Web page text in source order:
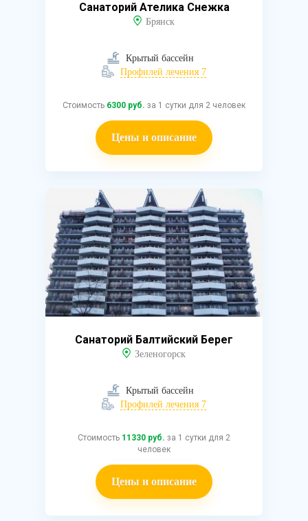
Санаторий Ателика Снежка
Брянск
Крытый бассейн
Профилей лечения 7
Стоимость 6300 руб. за 1 сутки для 2 человек
Цены и описание
Санаторий Балтийский Берег
Зеленогорск
Крытый бассейн
Профилей лечения 7
Стоимость 11330 руб. за 1 сутки для 2
человек
Цены и описание